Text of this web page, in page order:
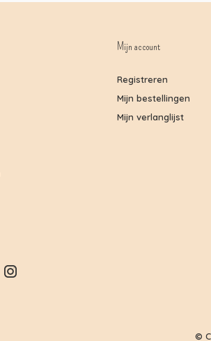
Mijn account
Registreren
Mijn bestellingen
Mijn verlanglijst
©